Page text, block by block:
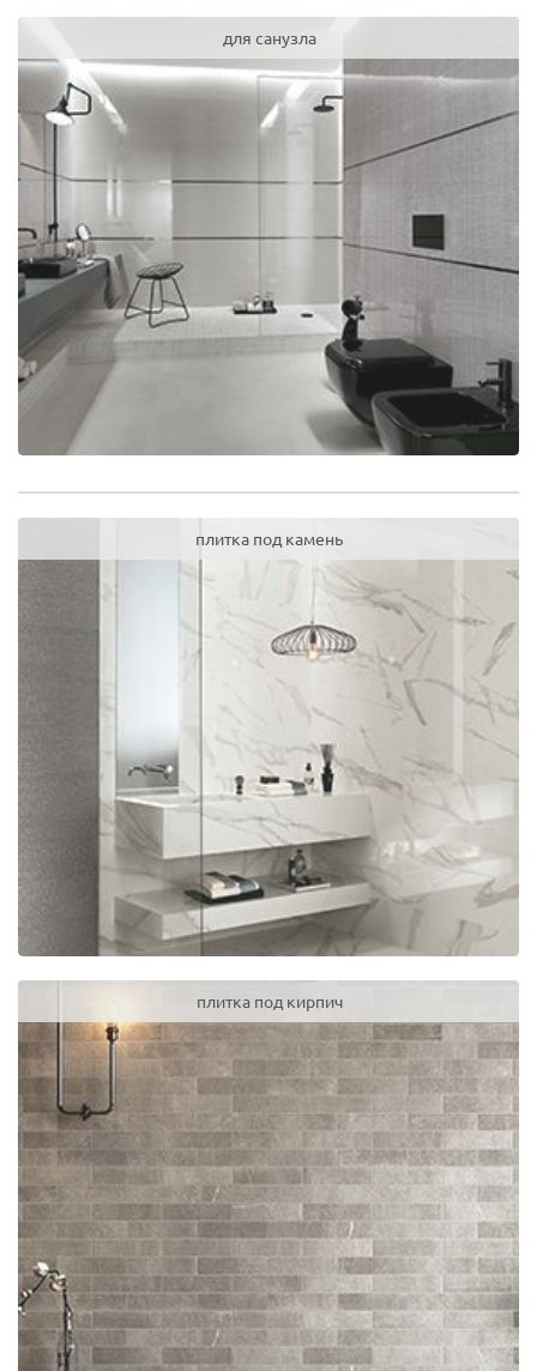
для санузла
плитка под камень
плитка под кирпич